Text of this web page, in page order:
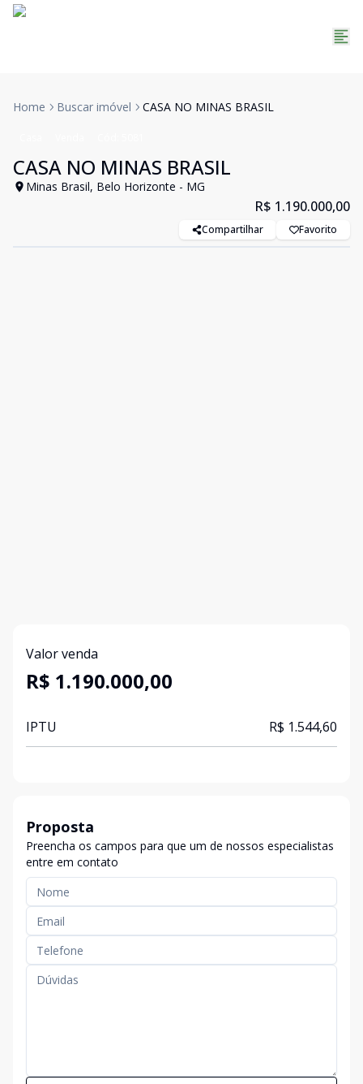
Home Buscar imóvel CASA NO MINAS BRASIL
CASA NO MINAS BRASIL
Minas Brasil, Belo Horizonte - MG
R$ 1.190.000,00
Compartilhar Favorito
Valor venda
R$ 1.190.000,00
IPTU R$ 1.544,60
Proposta
Preencha os campos para que um de nossos especialistas
entre em contato